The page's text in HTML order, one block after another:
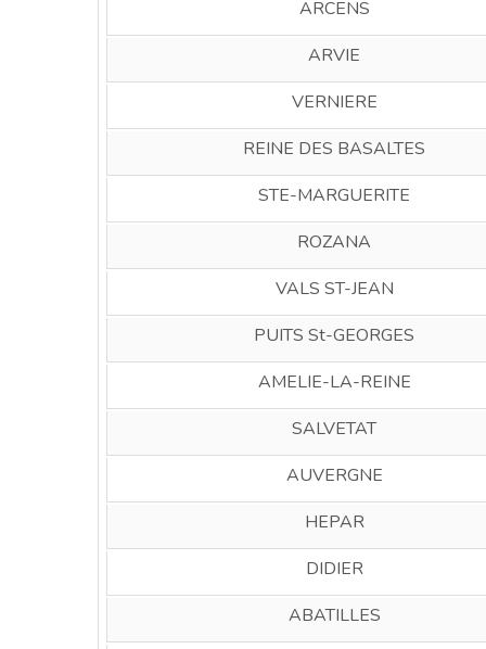
ARCENS
ARVIE
VERNIERE
REINE DES BASALTES
STE-MARGUERITE
ROZANA
VALS ST-JEAN
PUITS St-GEORGES
AMELIE-LA-REINE
SALVETAT
AUVERGNE
HEPAR
DIDIER
ABATILLES